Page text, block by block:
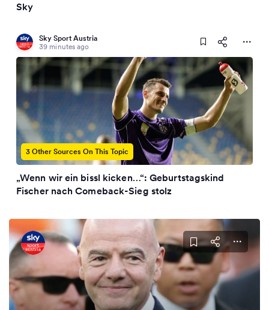
Sky
Sky Sport Austria
39 minutes ago
3 Other Sources On This Topic
„Wenn wir ein bissl kicken…“: Geburtstagskind
Fischer nach Comeback-Sieg stolz